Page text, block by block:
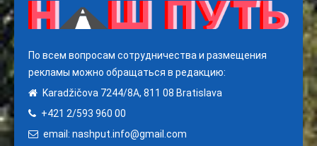
По всем вопросам сотрудничества и размещения
рекламы можно обращаться в редакцию:
Karadžičova 7244/8A, 811 08 Bratislava
+421 2/593 960 00
email: nashput.info@gmail.com